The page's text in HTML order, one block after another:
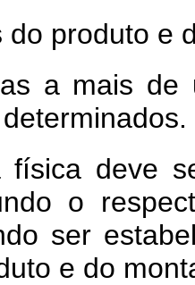
do produto e
a mais de
física deve
o
ser
e do